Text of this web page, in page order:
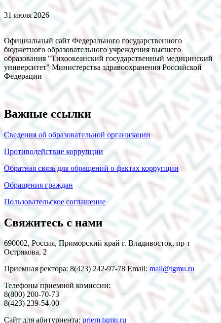
31 июля 2026
Официальный сайт Федерального государственного
бюджетного образовательного учреждения высшего
образования "Тихоокеанский государственный медицинский
университет" Министерства здравоохранения Российской
Федерации
Важные ссылки
Сведения об образовательной организации
Противодействие коррупции
Обратная связь для обращений о фактах коррупции
Обращения граждан
Пользовательское соглашение
Свяжитесь с нами
690002, Россия, Приморский край г. Владивосток, пр-т
Острякова, 2
Приемная ректора: 8(423) 242-97-78 Email: mail@tgmu.ru
Телефоны приемной комиссии:
8(800) 200-70-73
8(423) 239-54-00
Сайт для абитуриента: priem.tgmu.ru